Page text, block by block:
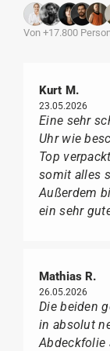
Von +17.800
Kurt M.
23.05.2026
Eine sehr
Uhr wie
Top verpackt
somit alles
Außerdem
ein sehr
Mathias R.
26.05.2026
Die beiden
in absolut
Abdeckfolie